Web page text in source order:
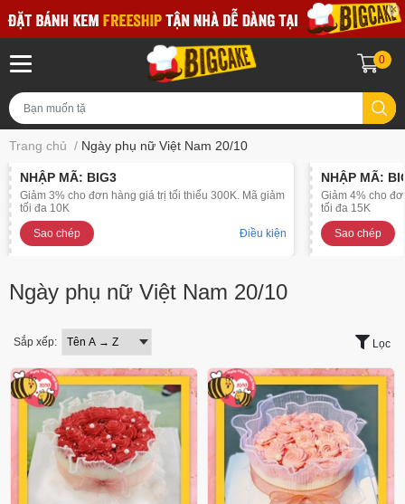
0
Trang chủ / Ngày phụ nữ Việt Nam 20/10
NHẬP MÃ: BIG3
Giảm 3% cho đơn hàng giá trị tối thiểu 300K. Mã giảm
tối đa 10K
Sao chép
Điều kiện
NHẬP MÃ:
Giảm 4% cho
tối đa 15K
Sao chép
Ngày phụ nữ Việt Nam 20/10
Sắp xếp: Lọc